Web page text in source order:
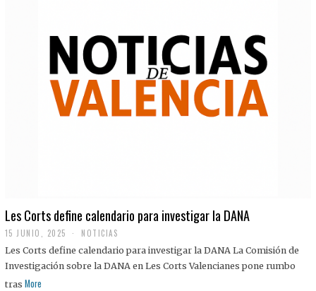
Les Corts define calendario para investigar la DANA
15 JUNIO, 2025 NOTICIAS
Les Corts define calendario para investigar la DANA La Comisión de
Investigación sobre la DANA en Les Corts Valencianes pone rumbo
tras More